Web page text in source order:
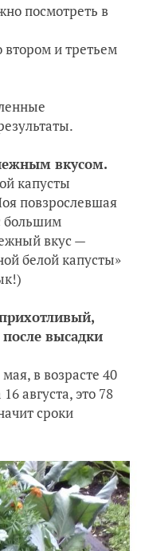
посмотреть в
и третьем
вкусом.
капусты
повзрослевшая
большим
вкус —
белой капусты»
после высадки
в возрасте 40
августа, это 78
сроки